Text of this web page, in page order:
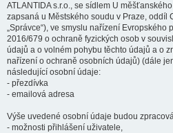
ATLANTIDA s.r.o., se sídlem U
zapsaná u Městského soudu v Praze, oddíl
„Správce“), ve smyslu nařízení Evropského
2016/679 o ochraně fyzických osob v
údajů a o volném pohybu těchto údajů a o
nařízení o ochraně osobních údajů) (dále
následující osobní údaje:
- přezdívka
- emailová adresa
Výše uvedené osobní údaje budou
- možnosti přihlášení uživatele,